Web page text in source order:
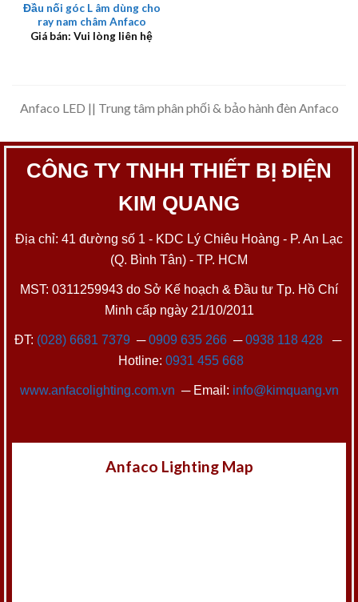
Đầu nối góc L âm dùng cho
ray nam châm Anfaco
Giá bán: Vui lòng liên hệ
Anfaco LED || Trung tâm phân phối & bảo hành đèn Anfaco
CÔNG TY TNHH THIẾT BỊ ĐIỆN
KIM QUANG
Địa chỉ: 41 đường số 1 - KDC Lý Chiêu Hoàng - P. An Lạc
(Q. Bình Tân) - TP. HCM
MST: 0311259943 do Sở Kế hoạch & Đầu tư Tp. Hồ Chí
Minh cấp ngày 21/10/2011
ĐT: (028) 6681 7379 ─0909 635 266─0938 118 428─
Hotline: 0931 455 668
www.anfacolighting.com.vn ─ Email: info@kimquang.vn
Anfaco Lighting Map